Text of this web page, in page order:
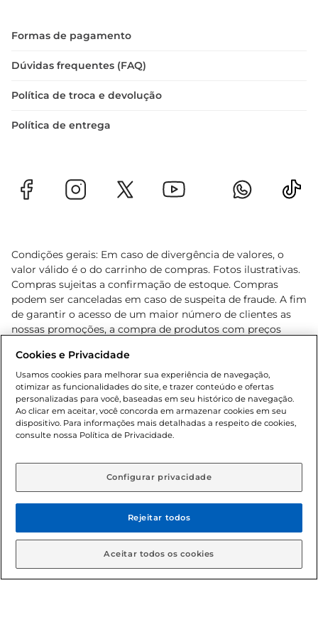
Aprecie com moderação
que o consumo deve ser equilibrado. O Chocolate
ser degustado com consciência, permitindo que
Experimente e descubra como um simples
Formas de pagamento
Dúvidas frequentes (FAQ)
Política de troca e devolução
Política de entrega
Condições gerais: Em caso de divergência de valores, o
valor válido é o do carrinho de compras. Fotos ilustrativas.
Compras sujeitas a confirmação de estoque. Compras
podem ser canceladas em caso de suspeita de fraude. A fim
de garantir o acesso de um maior número de clientes as
nossas promoções, a compra de produtos com preços
cliente. Os preços, ofertas e condições são exclusivos para
o e-commerce e válidos durante o dia de hoje, podendo
sofrer alterações sem prévia notificação. Proibida a venda
de bebidas alcoólicas para menores de 18 anos, conforme
Lei n.º 8069/90, art. 81, inciso II (Estatuto da Criança e do
Adolescente). Preços e condições exclusivos para o
aviso prévio. O valor mínimo para as compras on-line é de
© 2026 Copyright. Todos os direitos
reservados Gbarbosa.
Cookies e Privacidade
Usamos cookies para melhorar sua experiência de navegação,
otimizar as funcionalidades do site, e trazer conteúdo e ofertas
personalizadas para você, baseadas em seu histórico de navegação.
Ao clicar em aceitar, você concorda em armazenar cookies em seu
dispositivo. Para informações mais detalhadas a respeito de cookies,
consulte nossa Política de Privacidade.
Configurar privacidade
Rejeitar todos
Aceitar todos os cookies